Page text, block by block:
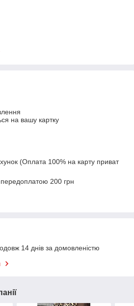
на вашу картку
(Оплата 100% на карту приват
200 грн
14 днів за домовленістю